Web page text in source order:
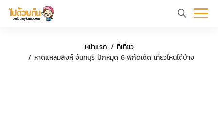
แรก ท่อง เที่ยว
หน้าแรก
ที่เที่ยว
หาดแหลมสิงห์ จันทบุรี ปักหมุด 6 พิกัดเด็ด เที่ยวไหนได้บ้าง